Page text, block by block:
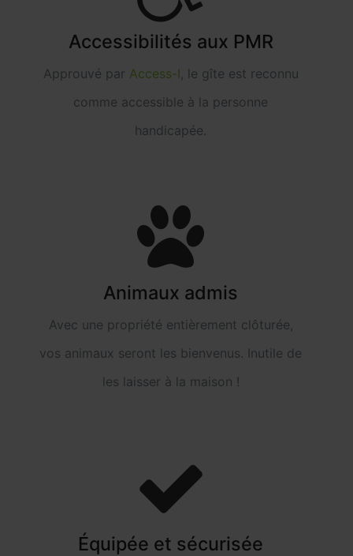
Accessibilités aux PMR
Approuvé par Access-I, le gîte est reconnu
comme accessible à la personne
handicapée.
Animaux admis
Avec une propriété entièrement clôturée,
vos animaux seront les bienvenus. Inutile de
les laisser à la maison !
Équipée et sécurisée